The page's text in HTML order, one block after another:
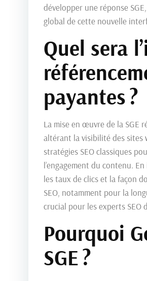
développer une réponse
global de cette nouvelle
Quel sera
payantes ?
La mise en œuvre de la SGE
altérant la visibilité des sites
stratégies SEO classiques
l’engagement du contenu.
les taux de clics et la façon
SEO, notamment pour la
crucial pour les experts SEO
Pourquoi
SGE ?